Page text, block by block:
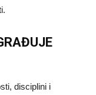
disciplini i